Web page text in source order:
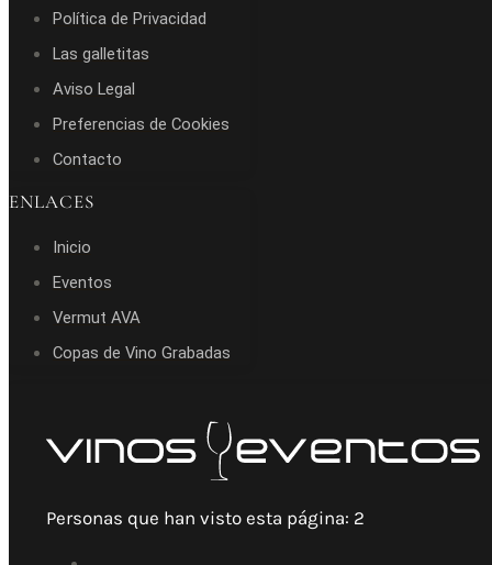
Política de Privacidad
Las galletitas
Aviso Legal
Preferencias de Cookies
Contacto
ENLACES
Inicio
Eventos
Vermut AVA
Copas de Vino Grabadas
Personas que han visto esta página: 2